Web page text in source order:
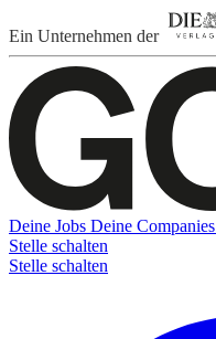
Ein Unternehmen der
Deine Jobs Deine Companies
Stelle schalten
Stelle schalten